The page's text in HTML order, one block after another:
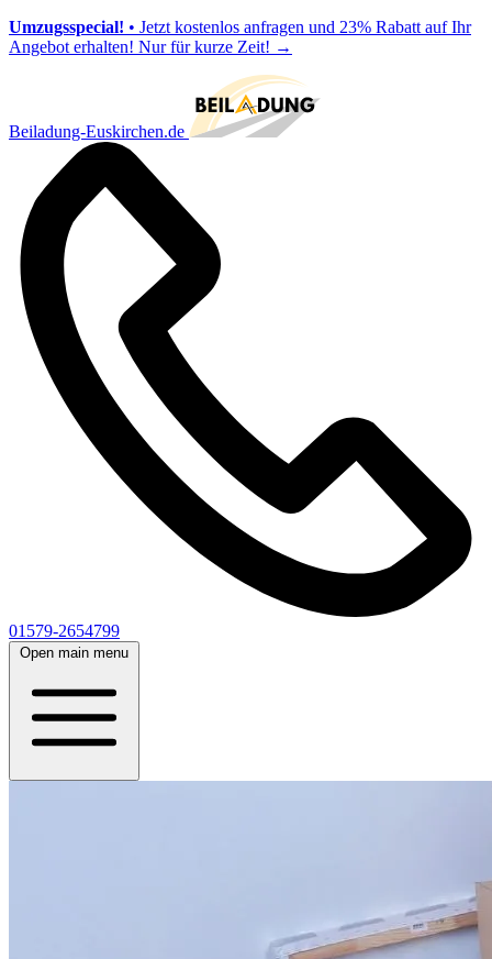
Umzugsspecial! • Jetzt kostenlos anfragen und 23% Rabatt auf Ihr
Angebot erhalten! Nur für kurze Zeit! →
Beiladung-Euskirchen.de
01579-2654799
Open main menu